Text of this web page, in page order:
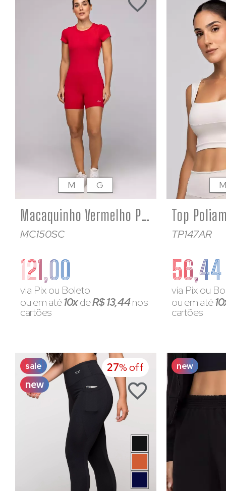
Macaquinho Vermelho Poliamida Fitness Feminino com Manga Curta
MC150SC
121,00
via Pix ou Boleto
ou em até10xdeR$ 13,44nos
cartões
M G
TP147AR
56,44
via Pix ou
ou em até
cartões
M
sale
new
27% off new